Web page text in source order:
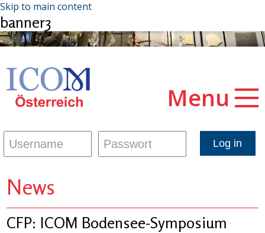
Skip to main content
banner3
Menu
News
CFP: ICOM Bodensee-Symposium